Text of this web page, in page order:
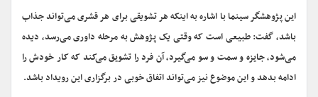
این پژوهشگر سینما با اشاره به اینکه هر تشویقی برای هر قشری می‌تواند جذاب
باشد، گفت: طبیعی است که وقتی یک پژوهش به مرحله داوری می‌رسد، دیده
می‌شود، جایزه و سمت و سو می‌گیرد، آن فرد را تشویق می‌کند که کار خودش را
ادامه بدهد و این موضوع نیز می‌تواند اتفاق خوبی در برگزاری این رویداد باشد.